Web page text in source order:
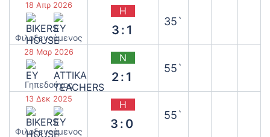
18 Απρ 2026
‫Φιλοξενούμενος
Η
3:1
35`
28 Μαρ 2026
Γηπεδούχος
Ν
2:1
55`
13 Δεκ 2025
‫Φιλοξενούμενος
Η
3:0
55`